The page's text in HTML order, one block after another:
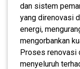
dan sistem
yang direnovasi
energi,
mengorbankan
Proses renovasi
menyeluruh